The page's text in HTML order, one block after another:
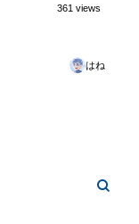
361 views
はね